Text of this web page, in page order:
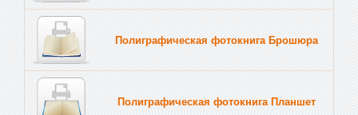
Полиграфическая фотокнига Брошюра
Полиграфическая фотокнига Планшет